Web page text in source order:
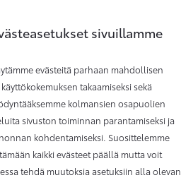
mm.
sivuillamme
evästeitä parhaan mahdollisen
käyttökokemuksen takaamiseksi sekä
kolmansien osapuolien
sivuston toiminnan parantamiseksi ja
kohdentamiseksi. Suosittelemme
kaikki evästeet päällä mutta voit
tehdä muutoksia asetuksiin alla olevan